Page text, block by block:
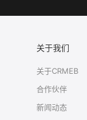
关于我们
关于CRMEB
合作伙伴
新闻动态